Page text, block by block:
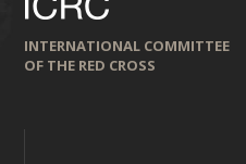
INTERNATIONAL COMMITTEE
OF THE RED CROSS